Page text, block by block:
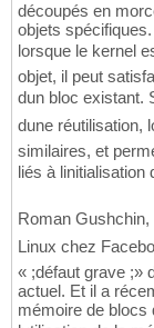
découpés en
objets
lorsque le kernel
objet, il peut
dun bloc
dune réutilisation,
similaires, et
liés à linitialisation
Roman Gushchin,
Linux chez
« ;défaut grave ;»
actuel. Et il a
mémoire de blocs